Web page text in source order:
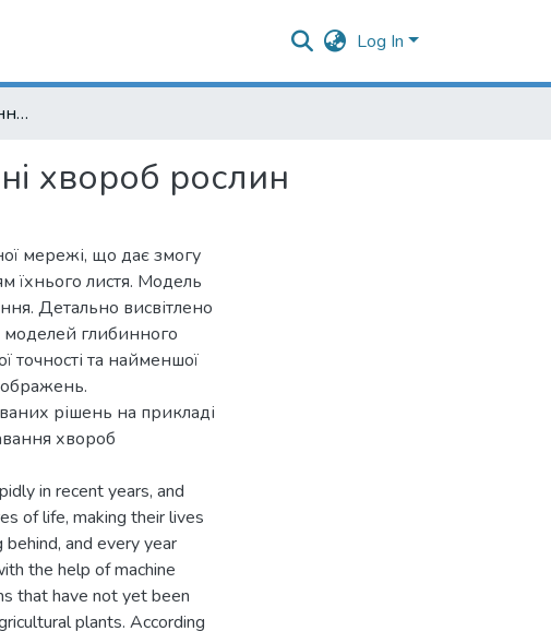
Log In
Використання нейронних мереж у розпізнаванні хвороб рослин
хвороб рослин
мережі, що дає змогу
їхнього листя. Модель
Детально висвітлено
моделей глибинного
та найменшої
рішень на прикладі
хвороб
in recent years, and
of life, making their lives
and every year
the help of machine
that have not yet been
plants. According